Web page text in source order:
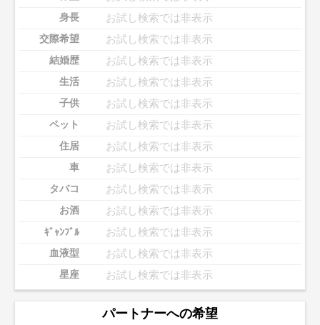
身長 お試し検索では非表示
交際希望 お試し検索では非表示
結婚歴 お試し検索では非表示
生活 お試し検索では非表示
子供 お試し検索では非表示
ペット お試し検索では非表示
住居 お試し検索では非表示
車 お試し検索では非表示
タバコ お試し検索では非表示
お酒 お試し検索では非表示
ｷﾞｬﾝﾌﾞﾙ お試し検索では非表示
血液型 お試し検索では非表示
星座 お試し検索では非表示
パートナーへの希望